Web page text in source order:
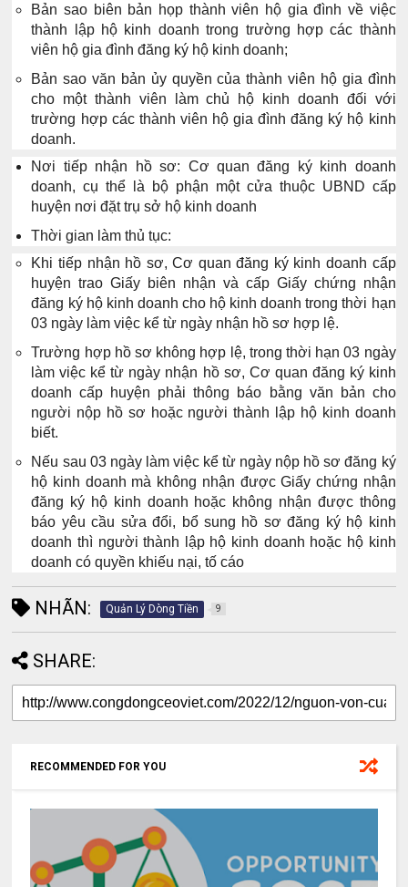
Bản sao biên bản họp thành viên hộ gia đình về việc
thành lập hộ kinh doanh trong trường hợp các thành
viên hộ gia đình đăng ký hộ kinh doanh;
Bản sao văn bản ủy quyền của thành viên hộ gia đình
cho một thành viên làm chủ hộ kinh doanh đối với
trường hợp các thành viên hộ gia đình đăng ký hộ kinh
doanh.
Nơi tiếp nhận hồ sơ: Cơ quan đăng ký kinh doanh
doanh, cụ thể là bộ phận một cửa thuộc UBND cấp
huyện nơi đặt trụ sở hộ kinh doanh
Thời gian làm thủ tục:
Khi tiếp nhận hồ sơ, Cơ quan đăng ký kinh doanh cấp
huyện trao Giấy biên nhận và cấp Giấy chứng nhận
đăng ký hộ kinh doanh cho hộ kinh doanh trongthời hạn
03 ngày làm việc kể từ ngày nhận hồ sơ hợp lệ.
Trường hợp hồ sơ không hợp lệ, trong thời hạn 03 ngày
làm việc kể từ ngày nhận hồ sơ, Cơ quan đăng ký kinh
doanh cấp huyện phải thông báo bằng văn bản cho
người nộp hồ sơ hoặc người thành lập hộ kinh doanh
biết.
Nếu sau 03 ngày làm việckể từ ngày nộp hồ sơ đăng ký
hộ kinh doanh mà không nhận được Giấy chứng nhận
đăng ký hộ kinh doanh hoặc không nhận được thông
báo yêu cầu sửa đổi, bổ sung hồ sơ đăng ký hộ kinh
doanh thì người thành lập hộ kinh doanh hoặc hộ kinh
doanh có quyền khiếu nại, tố cáo
NHÃN: Quản Lý Dòng Tiền 9
SHARE:
RECOMMENDED FOR YOU